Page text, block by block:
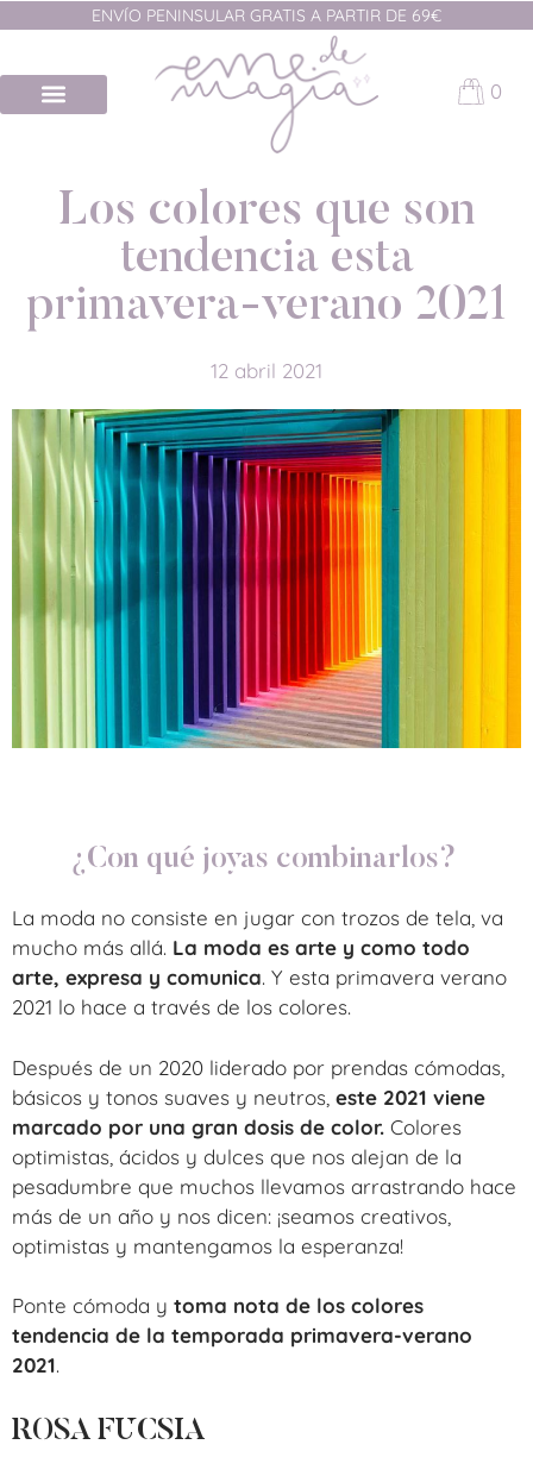
ENVÍO PENINSULAR GRATIS A PARTIR DE 69€
0
Los colores que son
tendencia esta
primavera-verano 2021
12 abril 2021
¿Con qué joyas combinarlos?
La moda no consiste en jugar con trozos de tela, va
mucho más allá. La moda es arte y como todo
arte, expresa y comunica. Y esta primavera verano
2021 lo hace a través de los colores.
Después de un 2020 liderado por prendas cómodas,
básicos y tonos suaves y neutros, este 2021 viene
marcado por una gran dosis de color. Colores
optimistas, ácidos y dulces que nos alejan de la
pesadumbre que muchos llevamos arrastrando hace
más de un año y nos dicen: ¡seamos creativos,
optimistas y mantengamos la esperanza!
Ponte cómoda y toma nota de los colores
tendencia de la temporada primavera-verano
2021.
ROSA FUCSIA